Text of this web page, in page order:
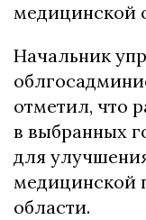
медицинской
Начальник
отметил, что
в выбранных
для
медицинской
области.